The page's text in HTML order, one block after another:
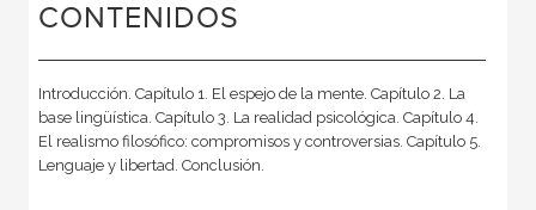
CONTENIDOS
Introducción. Capítulo 1. El espejo de la mente. Capítulo 2. La
base lingüística. Capítulo 3. La realidad psicológica. Capítulo 4.
El realismo filosófico: compromisos y controversias. Capítulo 5.
Lenguaje y libertad. Conclusión.